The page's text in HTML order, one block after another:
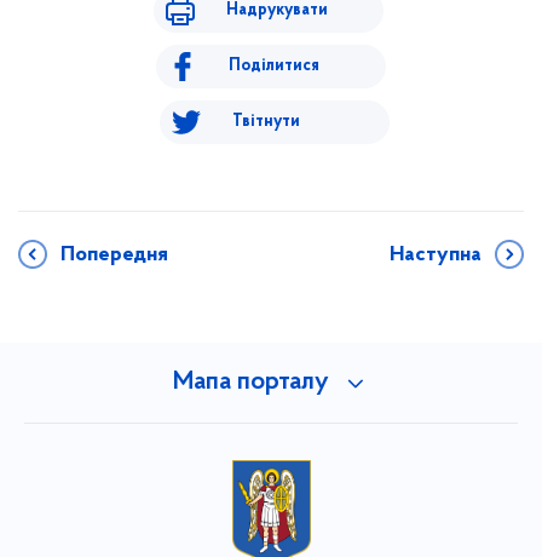
Надрукувати
Поділитися
Твітнути
Попередня Наступна
Мапа порталу